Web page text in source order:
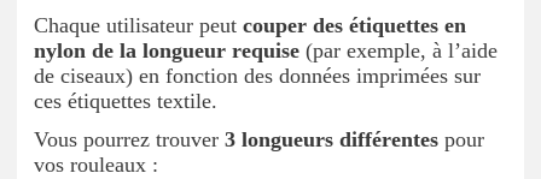
Chaque utilisateur peut couper des étiquettes en
nylon de la longueur requise (par exemple, à l’aide
de ciseaux) en fonction des données imprimées sur
ces étiquettes textile.
Vous pourrez trouver 3 longueurs différentes pour
vos rouleaux :